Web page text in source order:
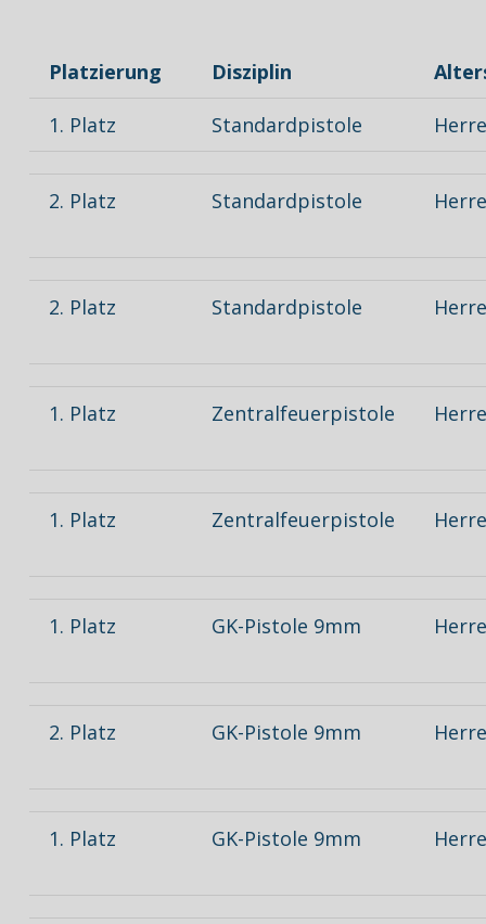
Platzierung Disziplin
1. Platz Standardpistole
2. Platz Standardpistole
2. Platz Standardpistole
1. Platz Zentralfeuerpistole
1. Platz Zentralfeuerpistole
1. Platz GK-Pistole 9mm
2. Platz GK-Pistole 9mm
1. Platz GK-Pistole 9mm